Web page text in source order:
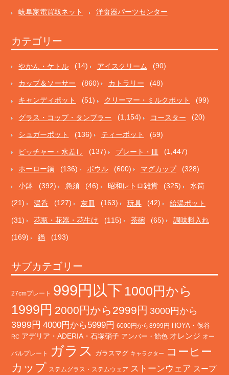
岐阜家電買取ネット 洋食器パーツセンター
カテゴリー
やかん・ケトル (14) アイスクリーム (90)
カップ＆ソーサー (860) カトラリー (48)
キャンディポット (51) クリーマー・ミルクポット (99)
グラス・コップ・タンブラー (1,154) コースター (20)
シュガーポット (136) ティーポット (59)
ピッチャー・水差し (137) プレート・皿 (1,447)
ホーロー鍋 (136) ボウル (600) マグカップ (328)
小鉢 (392) 急須 (46) 昭和レトロ雑貨 (325) 水筒
(21) 湯呑 (127) 灰皿 (163) 玩具 (42) 給湯ポット
(31) 花瓶・花器・花生け (115) 茶碗 (65) 調味料入れ
(169) 鍋 (193)
サブカテゴリー
27cmプレート 999円以下 1000円から
1999円 2000円から2999円 3000円から
3999円 4000円から5999円 6000円から8999円 HOYA・保谷
RC アデリア・ADERIA・石塚硝子 アンバー・飴色 オレンジ オー
バルプレート ガラス ガラスマグ キャラクター
コーヒー
カップ ステムグラス・ステムウェア ストーンウェア スープ